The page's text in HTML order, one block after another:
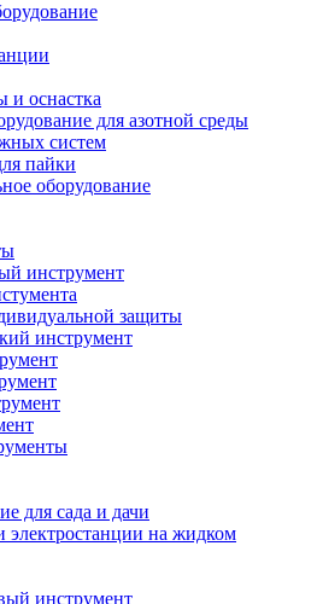
и оснастка
для азотной среды
систем
пайки
оборудование
инструмент
защиты
инструмент
для сада и дачи
электростанции на жидком
инструмент